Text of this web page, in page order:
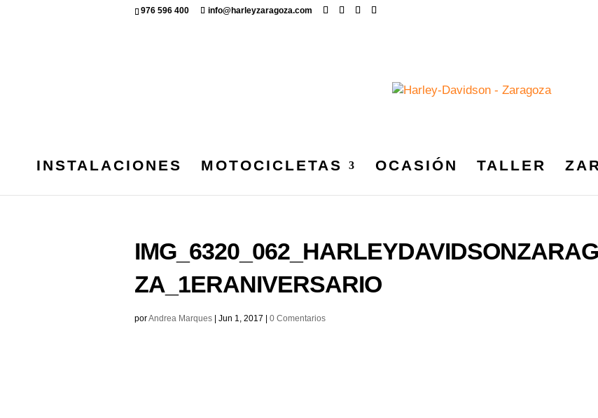
976 596 400 info@harleyzaragoza.com
INSTALACIONES MOTOCICLETAS OCASIÓN TALLER
ZA_1ERANIVERSARIO
porAndrea Marques Jun 1, 2017 0 Comentarios